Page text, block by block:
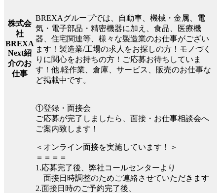
株式会
社
BREXA
Next紹
介のお
仕事
BREXAグループでは、自動車、機械・金属、電
気・電子部品・精密機器に加え、食品、医療機
器、住宅関連等、様々な製造業のお仕事がござい
ます！製造業/工場の求人をお探しの方！モノづく
りに関心をお持ちの方！ご応募お待ちしていま
す！他.軽作業、倉庫、サービス、販売のお仕事な
ど掲載中です。
①登録・面接会
ご応募が完了しましたら、面接・お仕事相談会へ
ご案内致します！
＜オンライン面接を実施しています！＞
＝＝＝＝
1.応募完了後、弊社コールセンターより
面接日時調整のためご連絡させていただきます
2.面接日時のご予約完了後、